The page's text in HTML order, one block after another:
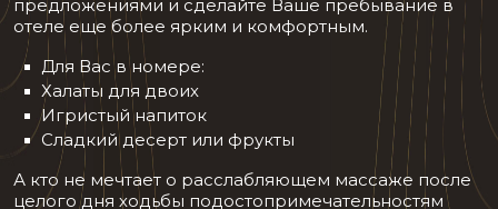
предложениями и сделайте Ваше пребывание в
отеле еще более ярким и комфортным.
Для Вас в номере:
Халаты для двоих
Игристый напиток
Сладкий десерт или фрукты
А кто не мечтает о расслабляющем массаже после
целого дня ходьбы подостопримечательностям